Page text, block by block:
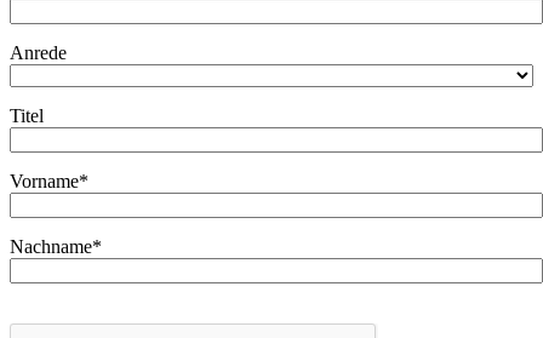
Anrede
Titel
Vorname*
Nachname*